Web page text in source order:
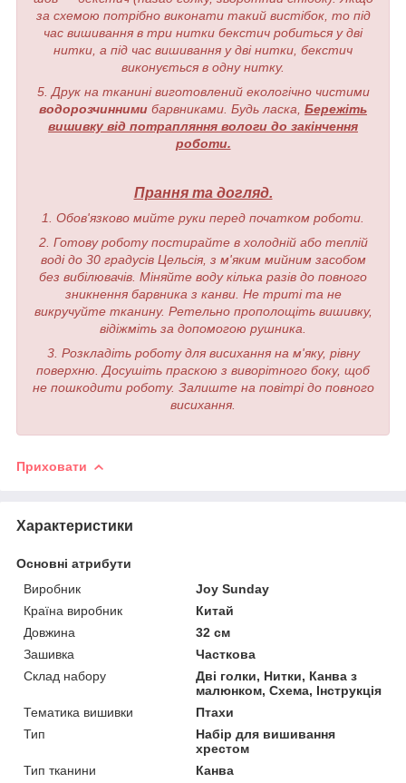
за схемою потрібно виконати такий вистібок, то під
час вишивання в три нитки бекстич робиться у дві
нитки, а під час вишивання у дві нитки, бекстич
виконується в одну нитку.
5. Друк на тканині виготовлений екологічно чистими
водорозчинними барвниками. Будь ласка, Бережіть
вишивку від потрапляння вологи до закінчення
роботи.
Прання та догляд.
1. Обов'язково мийте руки перед початком роботи.
2. Готову роботу постирайте в холодній або теплій
воді до 30 градусів Цельсія, з м'яким мийним засобом
без вибілювачів. Міняйте воду кілька разів до повного
зникнення барвника з канви. Не триті та не
викручуйте тканину. Ретельно прополощіть вишивку,
відіжміть за допомогою рушника.
3. Розкладіть роботу для висихання на м'яку, рівну
поверхню. Досушіть праскою з виворітного боку, щоб
не пошкодити роботу. Залиште на повітрі до повного
висихання.
Приховати
Характеристики
Основні атрибути
Виробник
Joy Sunday
Країна виробник
Китай
Довжина
32 см
Зашивка
Часткова
Склад набору
Дві голки, Нитки, Канва з
малюнком, Схема, Інструкція
Тематика вишивки
Птахи
Тип
Набір для вишивання
хрестом
Тип тканини
Канва